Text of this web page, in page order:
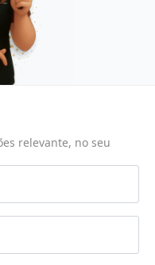
relevante, no seu